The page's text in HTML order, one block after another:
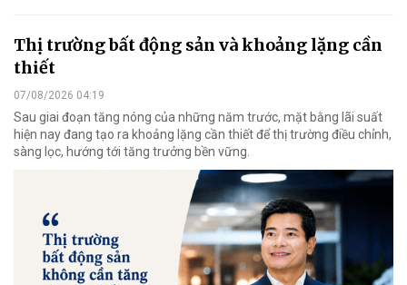
Thị trường bất động sản và khoảng lặng cần
thiết
07/08/2026 04:19
Sau giai đoạn tăng nóng của những năm trước, mặt bằng lãi suất
hiện nay đang tạo ra khoảng lặng cần thiết để thị trường điều chỉnh,
sàng lọc, hướng tới tăng trưởng bền vững.